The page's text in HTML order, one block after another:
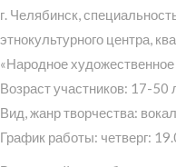
г. Челябинск,
этнокультурного центра,
«Народное художественное
Возраст участников: 17-50
Вид, жанр творчества:
График работы: четверг: